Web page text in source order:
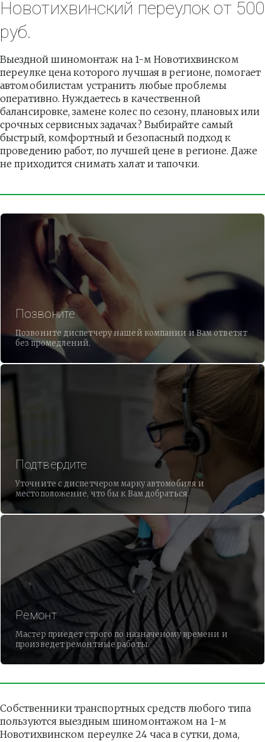
Новотихвинский переулок от 500
руб.
Выездной шиномонтаж на 1-м Новотихвинском
переулке цена которого лучшая в регионе, помогает
автомобилистам устранить любые проблемы
оперативно. Нуждаетесь в качественной
балансировке, замене колес по сезону, плановых или
срочных сервисных задачах? Выбирайте самый
быстрый, комфортный и безопасный подход к
проведению работ, по лучшей цене в регионе. Даже
не приходится снимать халат и тапочки.
Позвоните
Позвоните диспетчеру нашей компании и Вам ответят
без промедлений.
Подтвердите
Уточните с диспетчером марку автомобиля и
местоположение, что бы к Вам добраться.
Ремонт
Мастер приедет строго по назначеному времени и
произведет ремонтные работы.
Собственники транспортных средств любого типа
пользуются выездным шиномонтажом на 1-м
Новотихвинском переулке 24 часа в сутки, дома,